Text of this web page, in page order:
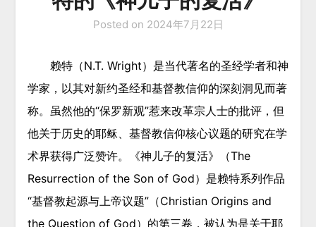
Posted on 2024年7月22日
赖特（N.T. Wright）是当代著名的圣经学者和神
学家，以其对新约圣经和基督教信仰的深刻洞见而著
称。虽然他的“保罗新观”惹来改革宗人士的批评，但
他关于历史的耶稣、基督教信仰核心议题的研究在学
术界获得广泛赞许。《神儿子的复活》（The
Resurrection of the Son of God）是赖特系列作品
“基督教起源与上帝议题”（Christian Origins and
the Question of God）的第三卷，被认为是关于耶